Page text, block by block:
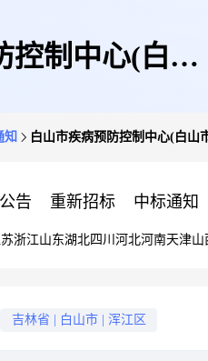
控制中心(白山
知 白山市疾病预防控制中心(白山
告 重新招标 中标通知
浙江山东湖北四川 河北河南天津山
吉林省 白山市 浑江区